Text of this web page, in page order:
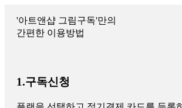
'아트앤샵 그림구독'만의
간편한 이용방법
1.구독신청